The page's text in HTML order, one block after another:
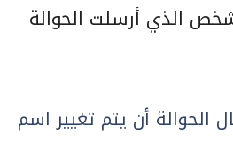
الذي أرسلت الحوالة
أن يتم تغيير اسم